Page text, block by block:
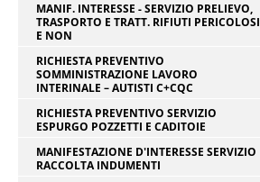
MANIF. INTERESSE - SERVIZIO PRELIEVO,
TRASPORTO E TRATT. RIFIUTI PERICOLOSI
E NON
RICHIESTA PREVENTIVO
SOMMINISTRAZIONE LAVORO
INTERINALE – AUTISTI C+CQC
RICHIESTA PREVENTIVO SERVIZIO
ESPURGO POZZETTI E CADITOIE
MANIFESTAZIONE D'INTERESSE SERVIZIO
RACCOLTA INDUMENTI